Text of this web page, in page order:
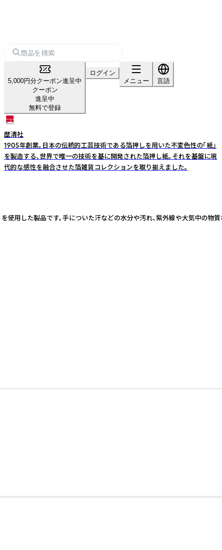
5,000円分クーポン進呈中
クーポン
進呈中
無料で登録
ログイン
メニュー
言語
歴清社
1905年創業。日本の伝統的工芸技術である箔押しを用いた不変色性の「紙」
を製造する、世界で唯一の技術を基に開発された箔押し紙。それを基盤に現
代的な感性を融合させた箔雑貨コレクションを取り揃えました。
した製品です。手についた汗などの水分や汚れ、紫外線や大気